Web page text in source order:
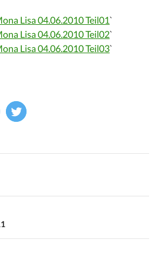
Lisa 04.06.2010 Teil01`
Lisa 04.06.2010 Teil02`
Lisa 04.06.2010 Teil03`